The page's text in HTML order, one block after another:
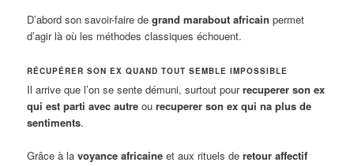
D’abord son savoir-faire degrand marabout africain permet
d’agir là où les méthodes classiques échouent.
RÉCUPÉRER SON EX QUAND TOUT SEMBLE IMPOSSIBLE
Il arrive que l’on se sente démuni, surtout pourrecuperer son ex
qui est parti avec autre ourecuperer son ex qui na plus de
sentiments.
Grâce à lavoyance africaine et aux rituels deretour affectif